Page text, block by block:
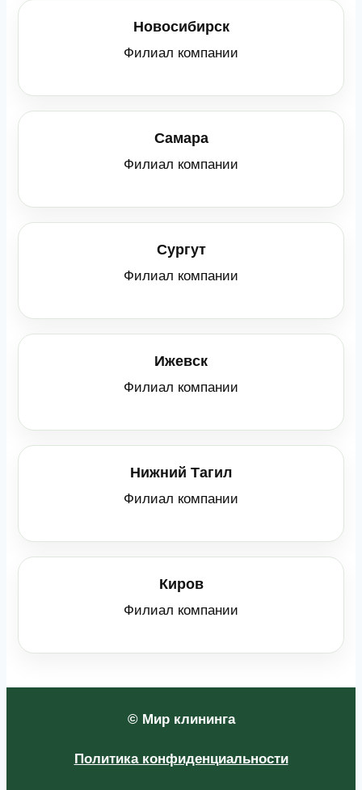
Новосибирск
Филиал компании
Самара
Филиал компании
Сургут
Филиал компании
Ижевск
Филиал компании
Нижний Тагил
Филиал компании
Киров
Филиал компании
© Мир клининга
Политика конфиденциальности